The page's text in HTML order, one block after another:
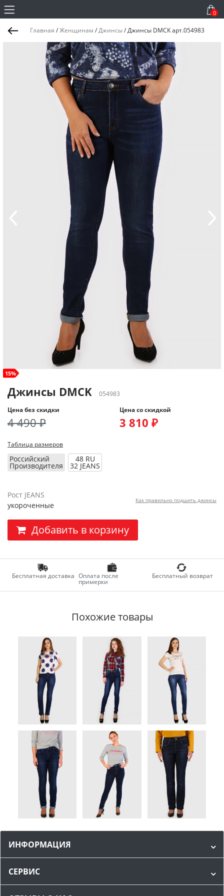
0
Главная /Женщинам /Джинсы/Джинсы DMCK арт.054983
size+
15%
Джинсы DMCK
054983
Цена без скидки
4 490 ₽
Цена со скидкой
3 810 ₽
Таблица размеров
Российский
Производителя
48 RU
32 JEANS
Рост JEANS
укороченные
Как правильно подшить джинсы
Добавить в корзину
Бесплатная доставка Оплата после
примерки
Бесплатный возврат
Похожие товары
ИНФОРМАЦИЯ
СЕРВИС